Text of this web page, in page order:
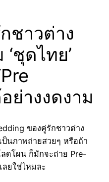
ชาวต่าง
ชุดไทย’
ย่างงดงาม
ของคู่รักชาวต่าง
นภาพถ่ายสวยๆ หรือถ้า
ดโผน ก็มักจะถ่าย Pre-
ยใช่ไหมละ